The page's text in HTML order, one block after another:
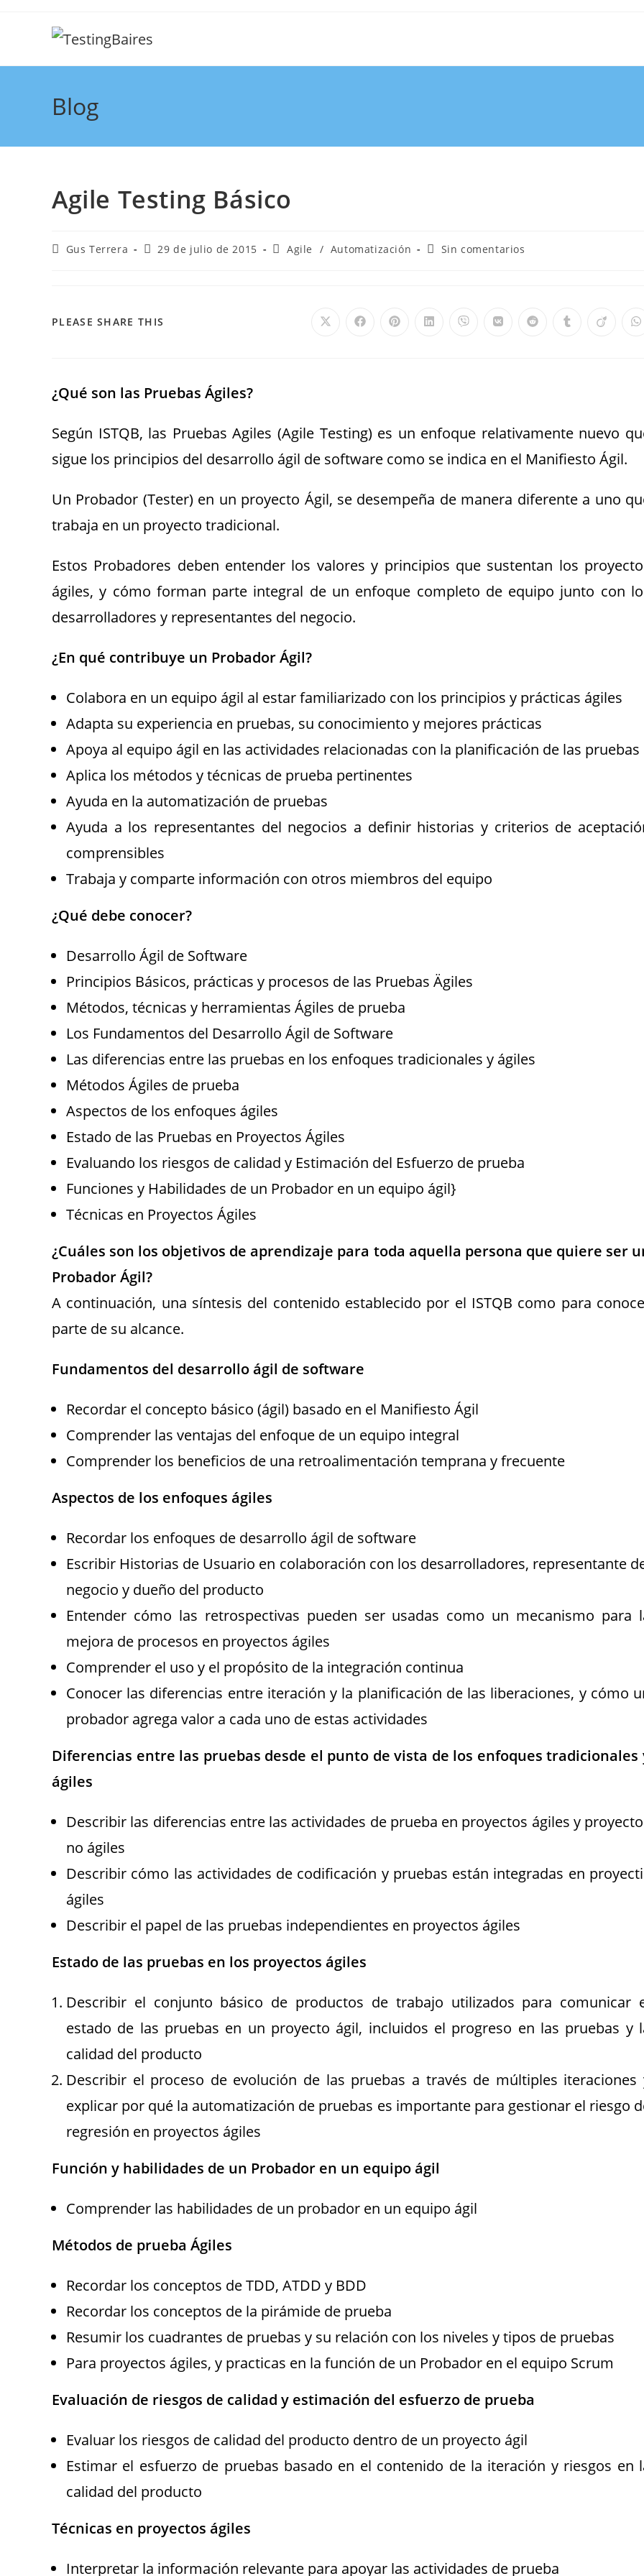
Blog
Agile Testing Básico
Gus Terrera 29 de julio de 2015 Agile / Automatización Sin comentarios
PLEASE SHARE THIS
¿Qué son las Pruebas Ágiles?
Según ISTQB, las Pruebas Agiles (Agile Testing) es un enfoque relativamente nuevo
sigue los principios del desarrollo ágil de software como se indica en el Manifiesto Ágil.
Un Probador (Tester) en un proyecto Ágil, se desempeña de manera diferente a uno
trabaja en un proyecto tradicional.
Estos Probadores deben entender los valores y principios que sustentan los
ágiles, y cómo forman parte integral de un enfoque completo de equipo junto con
desarrolladores y representantes del negocio.
¿En qué contribuye un Probador Ágil?
Colabora en un equipo ágil al estar familiarizado con los principios y prácticas ágiles
Adapta su experiencia en pruebas, su conocimiento y mejores prácticas
Apoya al equipo ágil en las actividades relacionadas con la planificación de las pruebas
Aplica los métodos y técnicas de prueba pertinentes
Ayuda en la automatización de pruebas
Ayuda a los representantes del negocios a definir historias y criterios de
comprensibles
Trabaja y comparte información con otros miembros del equipo
¿Qué debe conocer?
Desarrollo Ágil de Software
Principios Básicos, prácticas y procesos de las Pruebas Ägiles
Métodos, técnicas y herramientas Ágiles de prueba
Los Fundamentos del Desarrollo Ágil de Software
Las diferencias entre las pruebas en los enfoques tradicionales y ágiles
Métodos Ágiles de prueba
Aspectos de los enfoques ágiles
Estado de las Pruebas en Proyectos Ágiles
Evaluando los riesgos de calidad y Estimación del Esfuerzo de prueba
Funciones y Habilidades de un Probador en un equipo ágil}
Técnicas en Proyectos Ágiles
¿Cuáles son los objetivos de aprendizaje para toda aquella persona que quiere ser
Probador Ágil?
A continuación, una síntesis del contenido establecido por el ISTQB como para
parte de su alcance.
Fundamentos del desarrollo ágil de software
Recordar el concepto básico (ágil) basado en el Manifiesto Ágil
Comprender las ventajas del enfoque de un equipo integral
Comprender los beneficios de una retroalimentación temprana y frecuente
Aspectos de los enfoques ágiles
Recordar los enfoques de desarrollo ágil de software
Escribir Historias de Usuario en colaboración con los desarrolladores, representante
negocio y dueño del producto
Entender cómo las retrospectivas pueden ser usadas como un mecanismo para
mejora de procesos en proyectos ágiles
Comprender el uso y el propósito de la integración continua
Conocer las diferencias entre iteración y la planificación de las liberaciones, y cómo
probador agrega valor a cada uno de estas actividades
Diferencias entre las pruebas desde el punto de vista de los enfoques tradicionales
ágiles
Describir las diferencias entre las actividades de prueba en proyectos ágiles y
no ágiles
Describir cómo las actividades de codificación y pruebas están integradas en
ágiles
Describir el papel de las pruebas independientes en proyectos ágiles
Estado de las pruebas en los proyectos ágiles
Describir el conjunto básico de productos de trabajo utilizados para comunicar
estado de las pruebas en un proyecto ágil, incluidos el progreso en las pruebas y
calidad del producto
Describir el proceso de evolución de las pruebas a través de múltiples iteraciones
explicar por qué la automatización de pruebas es importante para gestionar el riesgo
regresión en proyectos ágiles
Función y habilidades de un Probador en un equipo ágil
Comprender las habilidades de un probador en un equipo ágil
Métodos de prueba Ágiles
Recordar los conceptos de TDD, ATDD y BDD
Recordar los conceptos de la pirámide de prueba
Resumir los cuadrantes de pruebas y su relación con los niveles y tipos de pruebas
Para proyectos ágiles, y practicas en la función de un Probador en el equipo Scrum
Evaluación de riesgos de calidad y estimación del esfuerzo de prueba
Evaluar los riesgos de calidad del producto dentro de un proyecto ágil
Estimar el esfuerzo de pruebas basado en el contenido de la iteración y riesgos en
calidad del producto
Técnicas en proyectos ágiles
Interpretar la información relevante para apoyar las actividades de prueba